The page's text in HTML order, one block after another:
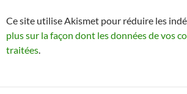
Ce site utilise Akismet pour réduire les
plus sur la façon dont les données de vos
traitées.